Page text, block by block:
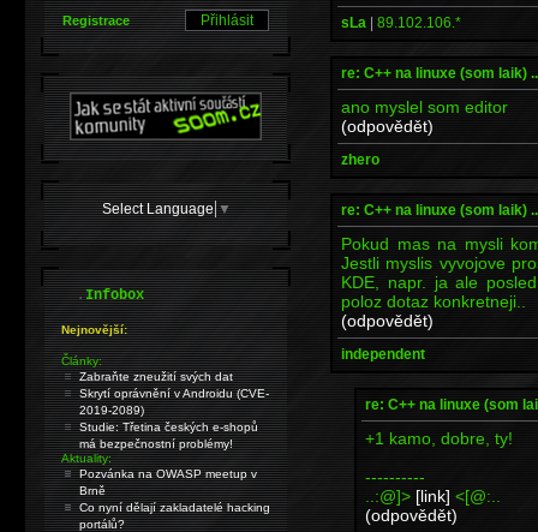
sLa | 89.102.106.*
re: C++ na linuxe (som laik)
ano myslel som editor
(odpovědět)
zhero
re: C++ na linuxe (som laik)
Pokud mas na mysli
Jestli myslis vyvojove
KDE, napr. ja ale
poloz dotaz konkretneji..
(odpovědět)
independent
re: C++ na linuxe (som
+1 kamo, dobre, ty!
----------
..:@]> [link] <[@:..
(odpovědět)
Registrace
Select Language ▼
.Infobox
Nejnovější:
Články:
Zabraňte zneužití svých dat
Skrytí oprávnění v Androidu (CVE-
2019-2089)
Studie: Třetina českých e-shopů
má bezpečnostní problémy!
Aktuality:
Pozvánka na OWASP meetup v
Brně
Co nyní dělají zakladatelé hacking
portálů?